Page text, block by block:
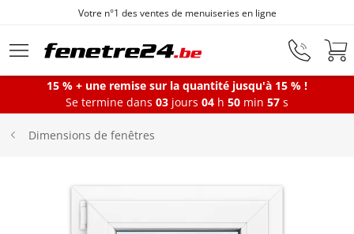
Aller au contenu principal
Votre n°1 des ventes de menuiseries en ligne
Fenêtres
Baies vitrées
15 % + une remise sur la quantité jusqu'à 15 % !
Se termine dans 03 jours 04 h 50 min 57 s
Dimensions de fenêtres